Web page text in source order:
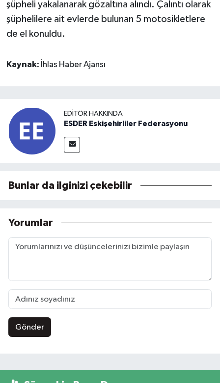
şüpheli yakalanarak gözaltına alındı. Çalıntı olarak
şüphelilere ait evlerde bulunan 5 motosikletlere
de el konuldu.
Kaynak: İhlas Haber Ajansı
EDITÖR HAKKINDA
ESDER Eskişehirliler Federasyonu
Bunlar da ilginizi çekebilir
Yorumlar
Gönder